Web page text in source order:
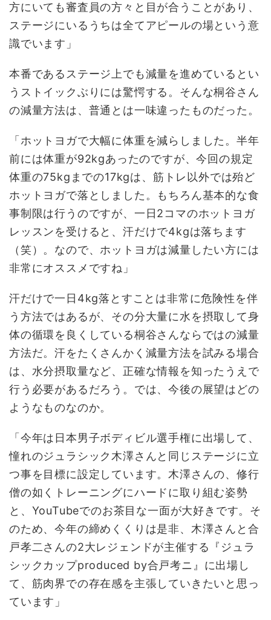
方にいても審査員の方々と目が合うことがあり、
ステージにいるうちは全てアピールの場という意
識でいます」
本番であるステージ上でも減量を進めているとい
うストイックぶりには驚愕する。そんな桐谷さん
の減量方法は、普通とは一味違ったものだった。
「ホットヨガで大幅に体重を減らしました。半年
前には体重が92kgあったのですが、今回の規定
体重の75kgまでの17kgは、筋トレ以外では殆ど
ホットヨガで落としました。もちろん基本的な食
事制限は行うのですが、一日2コマのホットヨガ
レッスンを受けると、汗だけで4kgは落ちます
（笑）。なので、ホットヨガは減量したい方には
非常にオススメですね」
汗だけで一日4kg落とすことは非常に危険性を伴
う方法ではあるが、その分大量に水を摂取して身
体の循環を良くしている桐谷さんならではの減量
方法だ。汗をたくさんかく減量方法を試みる場合
は、水分摂取量など、正確な情報を知ったうえで
行う必要があるだろう。では、今後の展望はどの
ようなものなのか。
「今年は日本男子ボディビル選手権に出場して、
憧れのジュラシック木澤さんと同じステージに立
つ事を目標に設定しています。木澤さんの、修行
僧の如くトレーニングにハードに取り組む姿勢
と、YouTubeでのお茶目な一面が大好きです。そ
のため、今年の締めくくりは是非、木澤さんと合
戸孝二さんの2大レジェンドが主催する『ジュラ
シックカップproduced by合戸考ニ』に出場し
て、筋肉界での存在感を主張していきたいと思っ
ています」